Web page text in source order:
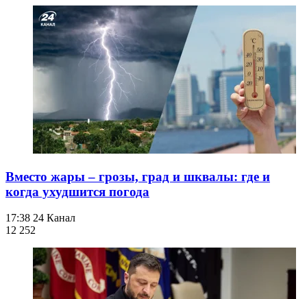
Вместо жары – грозы, град и шквалы: где и
когда ухудшится погода
17:38 24 Канал
12 252